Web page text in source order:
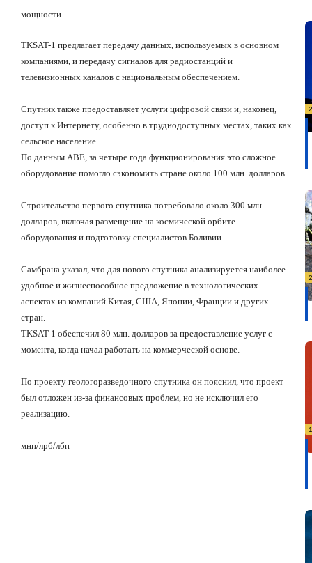
мощности.
TKSAT-1 предлагает передачу данных, используемых в основном
компаниями, и передачу сигналов для радиостанций и
телевизионных каналов с национальным обеспечением.
Спутник также предоставляет услуги цифровой связи и, наконец,
доступ к Интернету, особенно в труднодоступных местах, таких как
сельское население.
По данным ABE, за четыре года функционирования это сложное
оборудование помогло сэкономить стране около 100 млн. долларов.
Строительство первого спутника потребовало около 300 млн.
долларов, включая размещение на космической орбите
оборудования и подготовку специалистов Боливии.
Самбрана указал, что для нового спутника анализируется наиболее
удобное и жизнеспособное предложение в технологических
аспектах из компаний Китая, США, Японии, Франции и других
стран.
TKSAT-1 обеспечил 80 млн. долларов за предоставление услуг с
момента, когда начал работать на коммерческой основе.
По проекту геологоразведочного спутника он пояснил, что проект
был отложен из-за финансовых проблем, но не исключил его
реализацию.
мнп/лрб/лбп